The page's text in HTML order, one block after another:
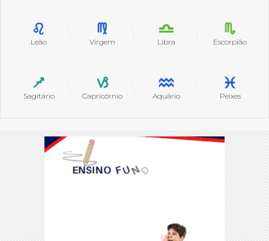
Leão Virgem Libra Escorpião
Sagitário Capricórnio Aquário Peixes